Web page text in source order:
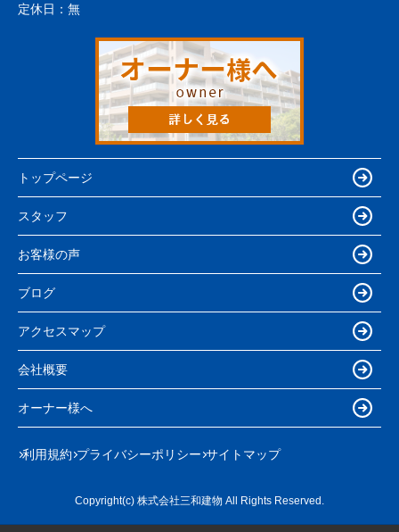
定休日： 無
トップページ
スタッフ
お客様の声
ブログ
アクセスマップ
会社概要
オーナー様へ
利用規約 プライバシーポリシー サイトマップ
Copyright(c) 株式会社三和建物 All Rights Reserved.